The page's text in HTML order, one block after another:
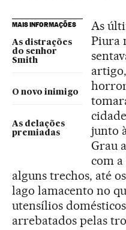
MAIS INFORMAÇÕES
As distrações
do senhor
Smith
O novo inimigo
As delações
premiadas
As
Piura
junto
Grau
com
alguns trechos, até
lago lamacento no
utensílios
arrebatados pelas